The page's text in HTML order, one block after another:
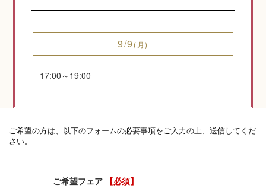
9/9 (月)
17:00～19:00